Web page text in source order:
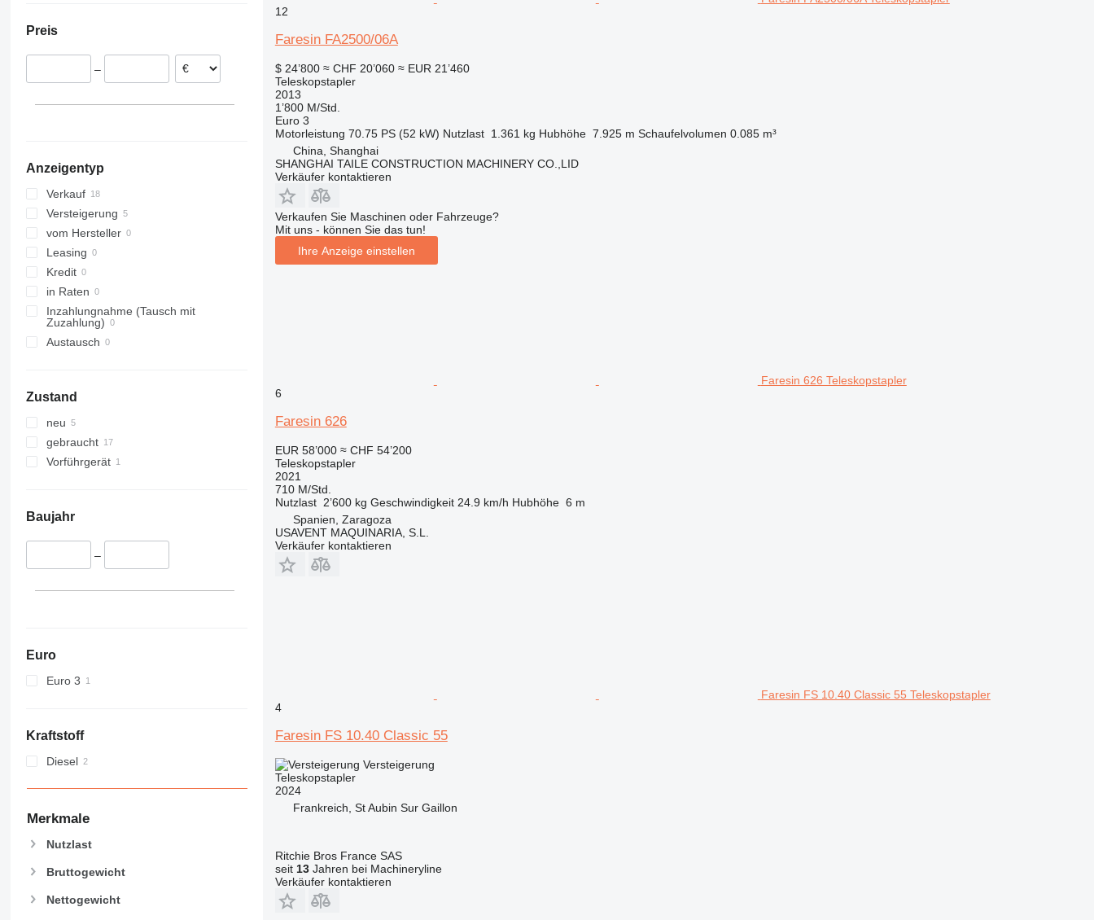
TLTPolen
Spanien
Preis
–
Anzeigentyp
Verkauf
Versteigerung
vom Hersteller
Leasing
Kredit
in Raten
Inzahlungnahme (Tausch mit
Zuzahlung)
Austausch
Zustand
neu
gebraucht
Vorführgerät
Baujahr
–
Euro
Euro 3
Kraftstoff
Diesel
Merkmale
Nutzlast
Bruttogewicht
Nettogewicht
12
Faresin FA2500/06A
$ 24’800 ≈ CHF 20’060 ≈ EUR 21’460
Teleskopstapler
2013
1’800 M/Std.
Euro 3
Motorleistung 70.75 PS (52 kW) Nutzlast 1.361 kg Hubhöhe 7.925 m Schaufelvolumen 0.085 m³
China, Shanghai
SHANGHAI TAILE CONSTRUCTION MACHINERY CO.,LID
Verkäufer kontaktieren
Verkaufen Sie Maschinen oder Fahrzeuge?
Mit uns - können Sie das tun!
Ihre Anzeige einstellen
Faresin 626 Teleskopstapler
6
Faresin 626
EUR 58’000 ≈ CHF 54’200
Teleskopstapler
2021
710 M/Std.
Nutzlast 2’600 kg Geschwindigkeit 24.9 km/h Hubhöhe 6 m
Spanien, Zaragoza
USAVENT MAQUINARIA, S.L.
Verkäufer kontaktieren
Faresin FS 10.40 Classic 55 Teleskopstapler
4
Faresin FS 10.40 Classic 55
Versteigerung
Teleskopstapler
2024
Frankreich, St Aubin Sur Gaillon
Ritchie Bros France SAS
seit 13Jahren bei Machineryline
Verkäufer kontaktieren